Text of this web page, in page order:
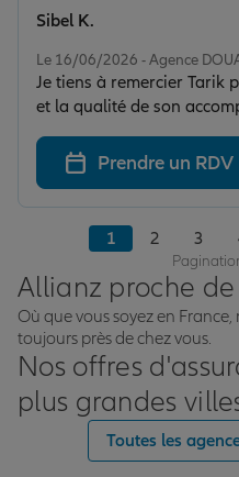
Le 16/06/2026 - Agence
Je tiens à remercier Tarik
et la qualité de son
téléphone pour la
d’assurance (deux véhicules
été très à l’écoute,
répondre à toutes mes
efficacité. Son expertise et
finaliser mes contrats en
recommande vivement
réactivité et son excellent
Sibel K.
Prendre un RDV
1 2 3
Allianz proche de
Où que vous soyez en
toujours près de chez vous.
Nos offres
plus grandes
Toutes les